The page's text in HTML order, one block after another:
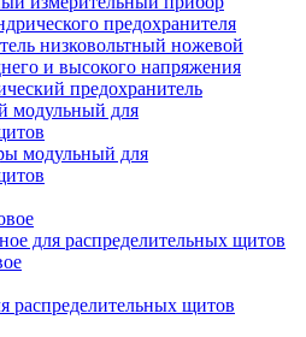
предохранителя
низковольтный ножевой
и высокого напряжения
предохранитель
модульный для
модульный для
для распределительных щитов
распределительных щитов